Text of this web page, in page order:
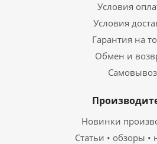
Условия
Условия
Гарантия на
Обмен и
Самовывоз
Новинки
Статьи • обзоры •